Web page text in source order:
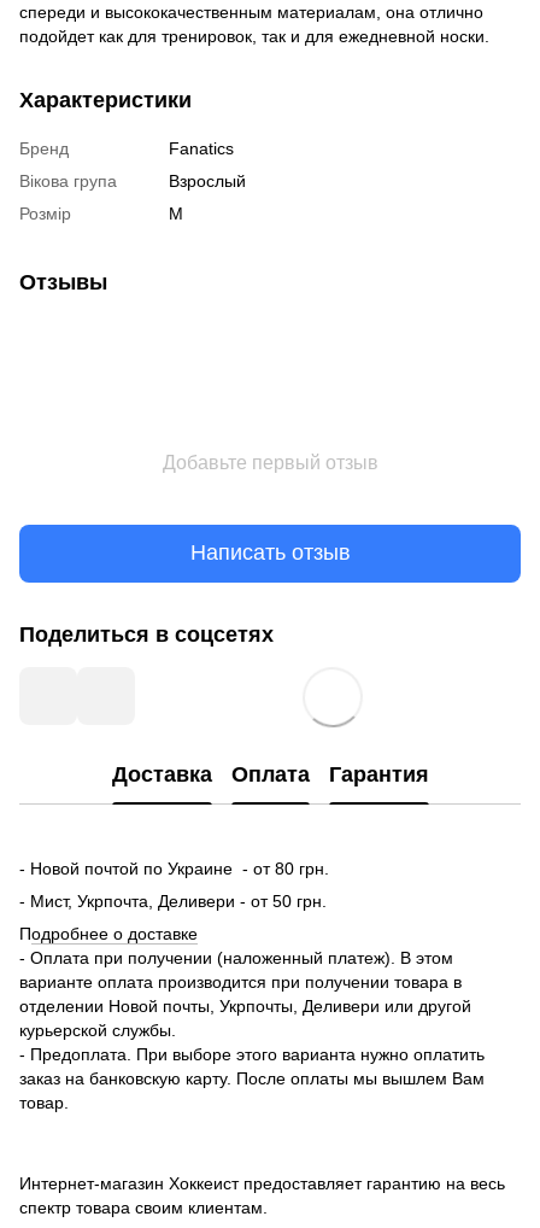
спереди и высококачественным материалам, она отлично
подойдет как для тренировок, так и для ежедневной носки.
Характеристики
Бренд
Fanatics
Вікова група
Взрослый
Розмір
M
Отзывы
Добавьте первый отзыв
Написать отзыв
Поделиться в соцсетях
Доставка Оплата Гарантия
- Новой почтой по Украине - от 80 грн.
- Мист, Укрпочта, Деливери - от 50 грн.
Подробнее о доставке
- Оплата при получении (наложенный платеж). В этом
варианте оплата производится при получении товара в
отделении Новой почты, Укрпочты, Деливери или другой
курьерской службы.
- Предоплата. При выборе этого варианта нужно оплатить
заказ на банковскую карту. После оплаты мы вышлем Вам
товар.
Интернет-магазин Хоккеист предоставляет гарантию на весь
спектр товара своим клиентам.